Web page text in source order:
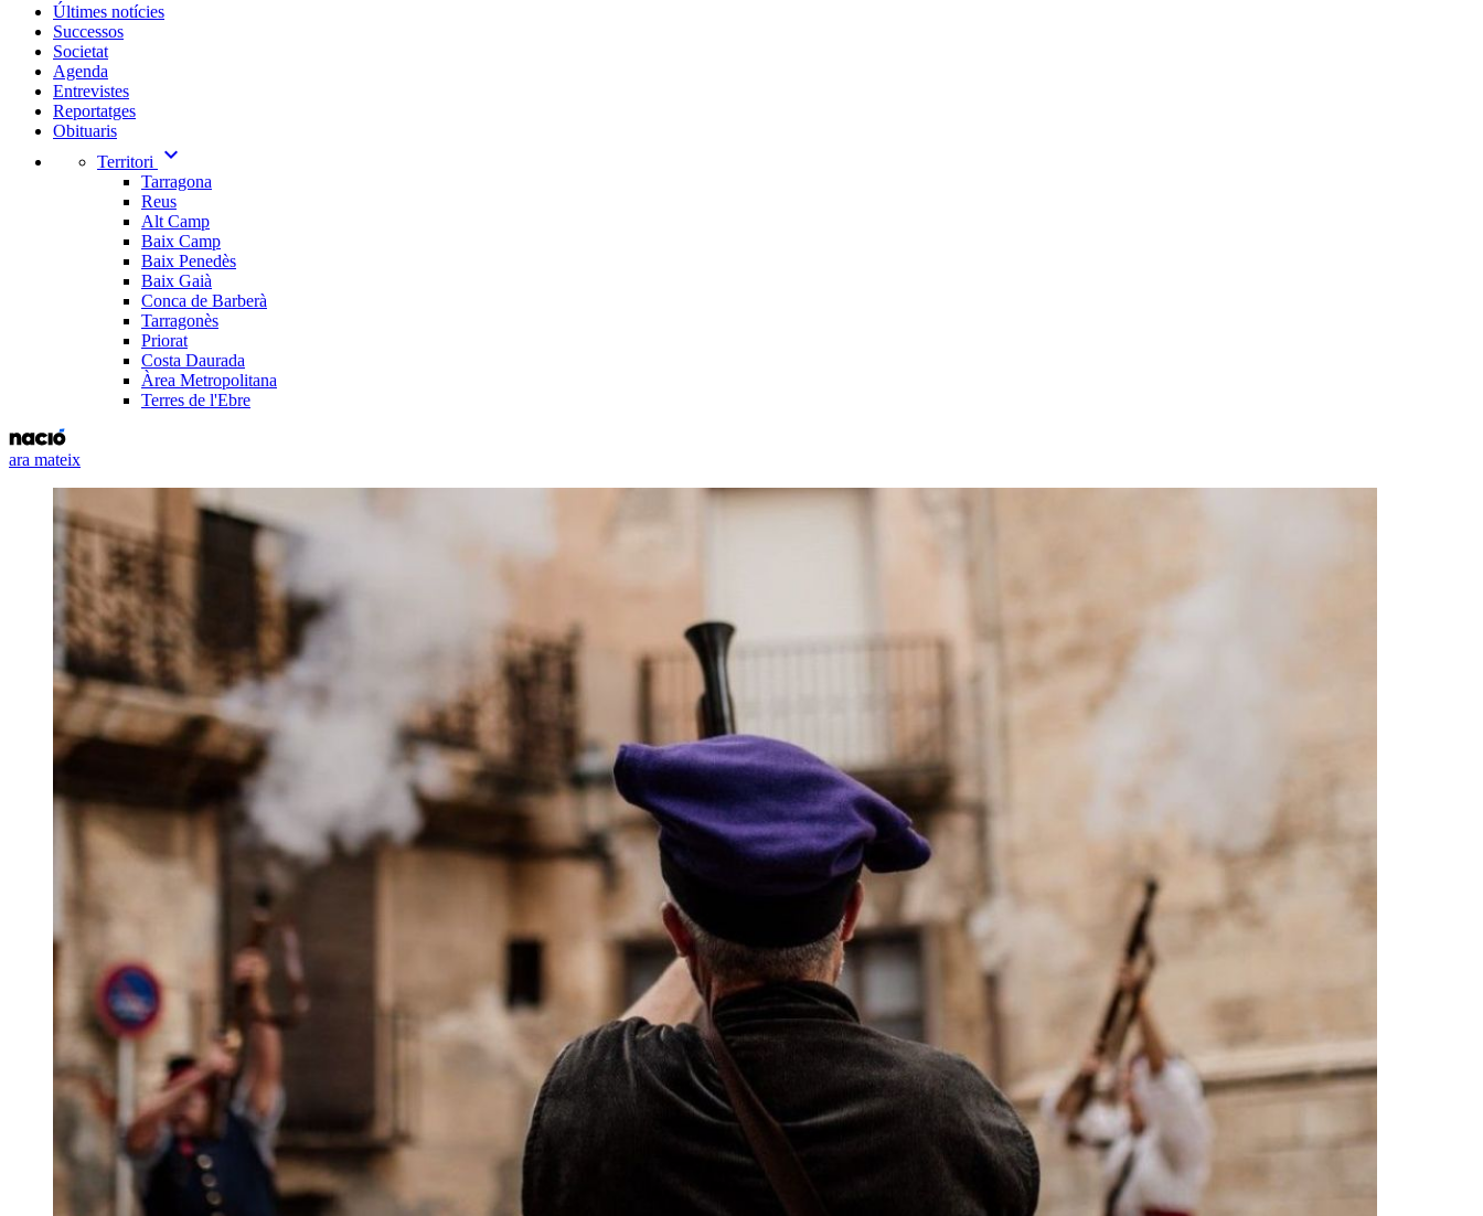
Últimes notícies
Successos
Societat
Agenda
Entrevistes
Reportatges
Obituaris
Territori
expand_more
Tarragona
Reus
Alt Camp
Baix Camp
Baix Penedès
Baix Gaià
Conca de Barberà
Tarragonès
Priorat
Costa Daurada
Àrea Metropolitana
Terres de l'Ebre
ara mateix